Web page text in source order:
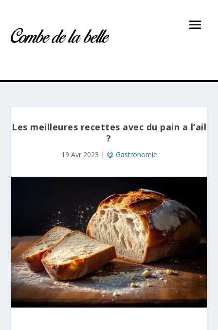
Les meilleures recettes avec du pain a l’ail
?
19 Avr 2023 | 😋 Gastronomie